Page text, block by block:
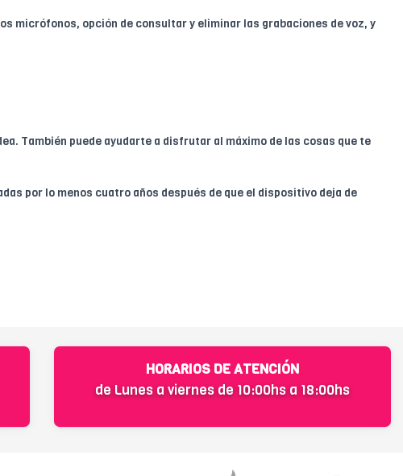
micrófonos, opción de consultar y eliminar las grabaciones de voz, y
También puede ayudarte a disfrutar al máximo de las cosas que te
por lo menos cuatro años después de que el dispositivo deja de
HORARIOS DE ATENCIÓN
de Lunes a viernes de 10:00hs a 18:00hs